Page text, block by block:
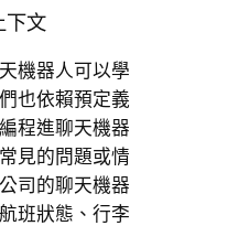
下文
機器人可以學
也依賴預定義
程進聊天機器
見的問題或情
司的聊天機器
班狀態、行李